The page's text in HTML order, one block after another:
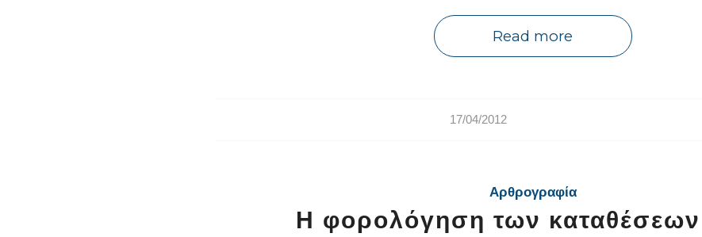
Read more
17/04/2012
Αρθρογραφία
Η φορολόγηση των καταθέσεων